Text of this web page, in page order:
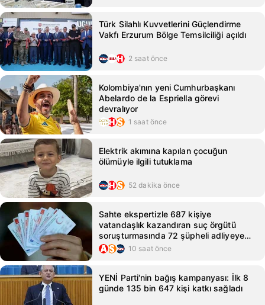
Türk Silahlı Kuvvetlerini Güçlendirme
Vakfı Erzurum Bölge Temsilciliği açıldı
2 saat önce
Kolombiya'nın yeni Cumhurbaşkanı
Abelardo de la Espriella görevi
devralıyor
1 saat önce
Elektrik akımına kapılan çocuğun
ölümüyle ilgili tutuklama
52 dakika önce
Sahte ekspertizle 687 kişiye
vatandaşlık kazandıran suç örgütü
soruşturmasında 72 şüpheli adliyeye
sevk edildi10 saat önce
YENİ Parti'nin bağış kampanyası: İlk 8
günde 135 bin 647 kişi katkı sağladı